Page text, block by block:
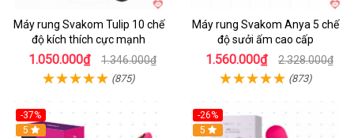
Máy rung Svakom Tulip 10 chế
độ kích thích cực mạnh
1.050.000₫ 1.346.000₫
(875)
Máy rung Svakom Anya 5 chế
độ sưởi ấm cao cấp
1.560.000₫ 2.328.000₫
(873)
-37%
Hot
5
-26%
Hot
5